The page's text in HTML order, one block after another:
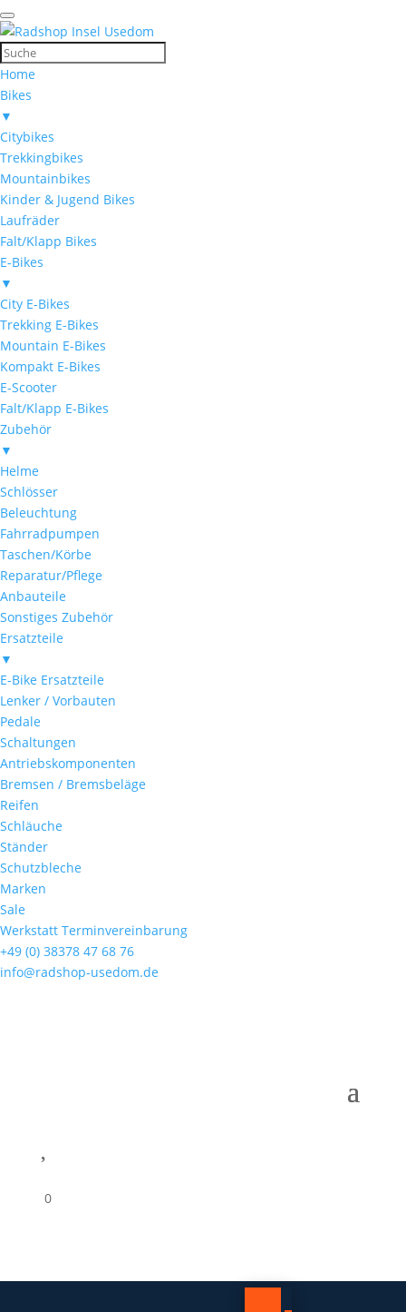
Home
Bikes
▼
Citybikes
Trekkingbikes
Mountainbikes
Kinder & Jugend Bikes
Laufräder
Falt/Klapp Bikes
E-Bikes
▼
City E-Bikes
Trekking E-Bikes
Mountain E-Bikes
Kompakt E-Bikes
E-Scooter
Falt/Klapp E-Bikes
Zubehör
▼
Helme
Schlösser
Beleuchtung
Fahrradpumpen
Taschen/Körbe
Reparatur/Pflege
Anbauteile
Sonstiges Zubehör
Ersatzteile
▼
E-Bike Ersatzteile
Lenker / Vorbauten
Pedale
Schaltungen
Antriebskomponenten
Bremsen / Bremsbeläge
Reifen
Schläuche
Ständer
Schutzbleche
Marken
Sale
Werkstatt Terminvereinbarung
+49 (0) 38378 47 68 76
info@radshop-usedom.de
0